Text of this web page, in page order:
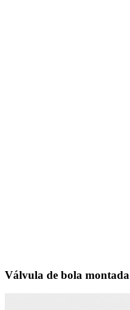
Válvula de bola